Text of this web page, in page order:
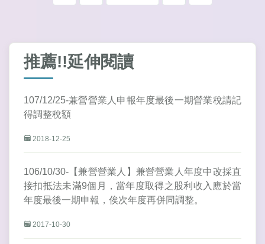
推薦!!延伸閱讀
107/12/25-兼營營業人申報年度最後一期營業稅請記
得調整稅額
2018-12-25
106/10/30-【兼營營業人】兼營營業人年度中改採直
接扣抵法未滿9個月，當年度取得之股利收入應於當
年度最後一期申報，俟次年度再併同調整。
2017-10-30